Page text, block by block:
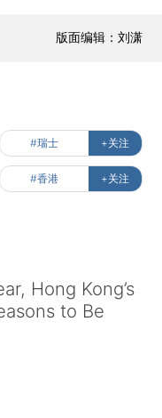
版面编辑：刘潇
#瑞士 +关注
#香港 +关注
Hong Kong’s
to Be